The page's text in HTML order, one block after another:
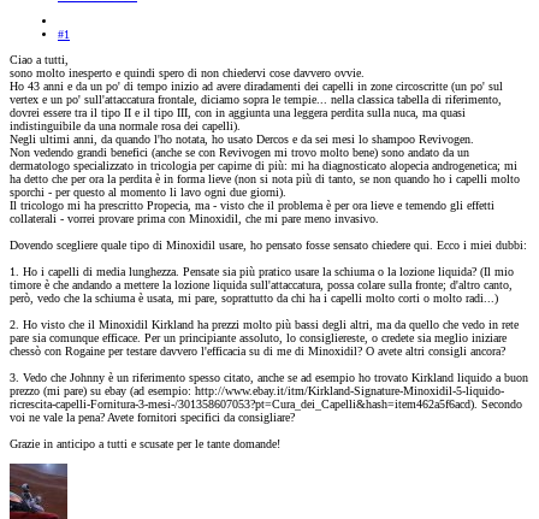
#1
Ciao a tutti,
sono molto inesperto e quindi spero di non chiedervi cose davvero ovvie.
Ho 43 anni e da un po' di tempo inizio ad avere diradamenti dei capelli in zone circoscritte (un po' sul
vertex e un po' sull'attaccatura frontale, diciamo sopra le tempie... nella classica tabella di riferimento,
dovrei essere tra il tipo II e il tipo III, con in aggiunta una leggera perdita sulla nuca, ma quasi
indistinguibile da una normale rosa dei capelli).
Negli ultimi anni, da quando l'ho notata, ho usato Dercos e da sei mesi lo shampoo Revivogen.
Non vedendo grandi benefici (anche se con Revivogen mi trovo molto bene) sono andato da un
dermatologo specializzato in tricologia per capirne di più: mi ha diagnosticato alopecia androgenetica; mi
ha detto che per ora la perdita è in forma lieve (non si nota più di tanto, se non quando ho i capelli molto
sporchi - per questo al momento li lavo ogni due giorni).
Il tricologo mi ha prescritto Propecia, ma - visto che il problema è per ora lieve e temendo gli effetti
collaterali - vorrei provare prima con Minoxidil, che mi pare meno invasivo.
Dovendo scegliere quale tipo di Minoxidil usare, ho pensato fosse sensato chiedere qui. Ecco i miei dubbi:
1. Ho i capelli di media lunghezza. Pensate sia più pratico usare la schiuma o la lozione liquida? (Il mio
timore è che andando a mettere la lozione liquida sull'attaccatura, possa colare sulla fronte; d'altro canto,
però, vedo che la schiuma è usata, mi pare, soprattutto da chi ha i capelli molto corti o molto radi...)
2. Ho visto che il Minoxidil Kirkland ha prezzi molto più bassi degli altri, ma da quello che vedo in rete
pare sia comunque efficace. Per un principiante assoluto, lo consigliereste, o credete sia meglio iniziare
chessò con Rogaine per testare davvero l'efficacia su di me di Minoxidil? O avete altri consigli ancora?
3. Vedo che Johnny è un riferimento spesso citato, anche se ad esempio ho trovato Kirkland liquido a buon
prezzo (mi pare) su ebay (ad esempio: http://www.ebay.it/itm/Kirkland-Signature-Minoxidil-5-liquido-
ricrescita-capelli-Fornitura-3-mesi-/301358607053?pt=Cura_dei_Capelli&hash=item462a5f6acd). Secondo
voi ne vale la pena? Avete fornitori specifici da consigliare?
Grazie in anticipo a tutti e scusate per le tante domande!